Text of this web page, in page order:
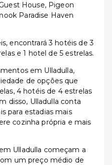
House, Pigeon
Paradise Haven
encontrará 3 hotéis de 3
e 1 hotel de 5 estrelas.
em Ulladulla,
de opções que
4 hotéis de 4 estrelas
disso, Ulladulla conta
para estadias mais
cozinha própria e mais
Ulladulla começam a
um preço médio de